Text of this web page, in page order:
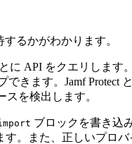
るかがわかります。
に API をクエリします
ます。Jamf Protect と
を検出します。
ブロックを書き込
。また、正しいプロ